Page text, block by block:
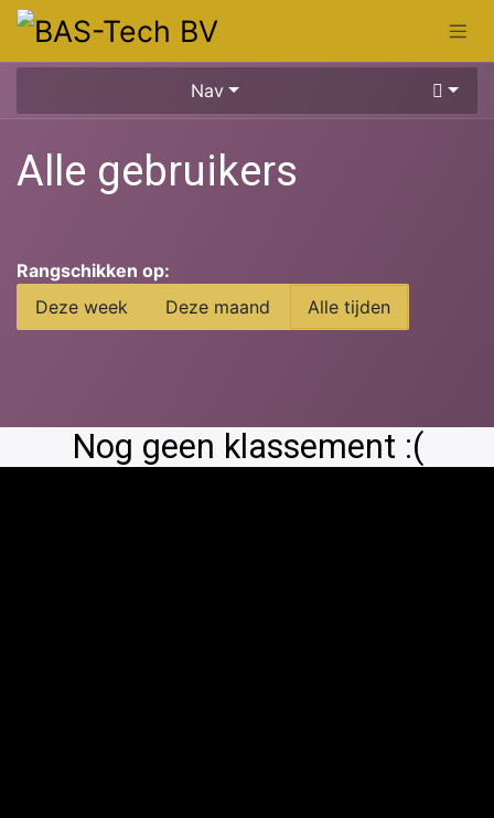
Overslaan naar inhoud
Nav
Alle gebruikers
Rangschikken op:
Deze week
Deze maand Alle tijden
Nog geen klassement :(